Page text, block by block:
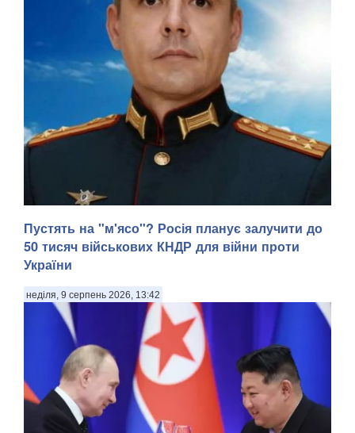
У Донецькій області українська армія ліквідувала
російського офіцера, полковника ЗС РФ Сергія Хвалова.
Ворожий військовий раніше двічі служив у Сирії, сприяючи
диктаторському режиму Башара Асада, передають
Патріоти України. Про це повідомив військовосл...
Пустять на "м'ясо"? Росія планує залучити до
50 тисяч військових КНДР для війни проти
України
неділя, 9 серпень 2026, 13:42